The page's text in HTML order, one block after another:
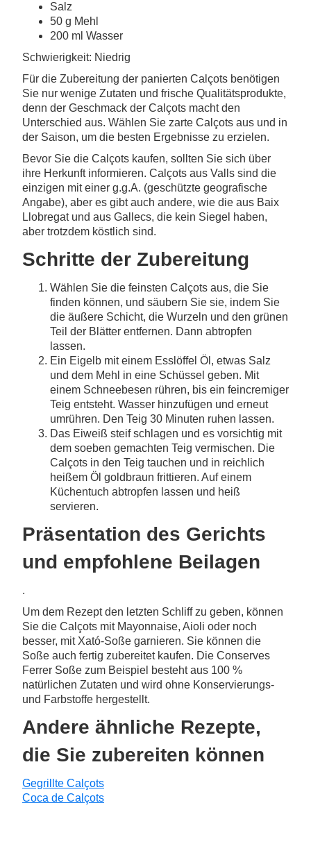
Salz
50 g Mehl
200 ml Wasser
Schwierigkeit: Niedrig
Für die Zubereitung der panierten Calçots benötigen
Sie nur wenige Zutaten und frische Qualitätsprodukte,
denn der Geschmack der Calçots macht den
Unterschied aus. Wählen Sie zarte Calçots aus und in
der Saison, um die besten Ergebnisse zu erzielen.
Bevor Sie die Calçots kaufen, sollten Sie sich über
ihre Herkunft informieren. Calçots aus Valls sind die
einzigen mit einer g.g.A. (geschützte geografische
Angabe), aber es gibt auch andere, wie die aus Baix
Llobregat und aus Gallecs, die kein Siegel haben,
aber trotzdem köstlich sind.
Schritte der Zubereitung
Wählen Sie die feinsten Calçots aus, die Sie
finden können, und säubern Sie sie, indem Sie
die äußere Schicht, die Wurzeln und den grünen
Teil der Blätter entfernen. Dann abtropfen
lassen.
Ein Eigelb mit einem Esslöffel Öl, etwas Salz
und dem Mehl in eine Schüssel geben. Mit
einem Schneebesen rühren, bis ein feincremiger
Teig entsteht. Wasser hinzufügen und erneut
umrühren. Den Teig 30 Minuten ruhen lassen.
Das Eiweiß steif schlagen und es vorsichtig mit
dem soeben gemachten Teig vermischen. Die
Calçots in den Teig tauchen und in reichlich
heißem Öl goldbraun frittieren. Auf einem
Küchentuch abtropfen lassen und heiß
servieren.
Präsentation des Gerichts
und empfohlene Beilagen
.
Um dem Rezept den letzten Schliff zu geben, können
Sie die Calçots mit Mayonnaise, Aioli oder noch
besser, mit Xató-Soße garnieren. Sie können die
Soße auch fertig zubereitet kaufen. Die Conserves
Ferrer Soße zum Beispiel besteht aus 100 %
natürlichen Zutaten und wird ohne Konservierungs-
und Farbstoffe hergestellt.
Andere ähnliche Rezepte,
die Sie zubereiten können
Gegrillte Calçots
Coca de Calçots